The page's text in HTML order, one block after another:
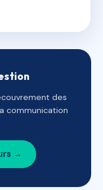
des
communication
→